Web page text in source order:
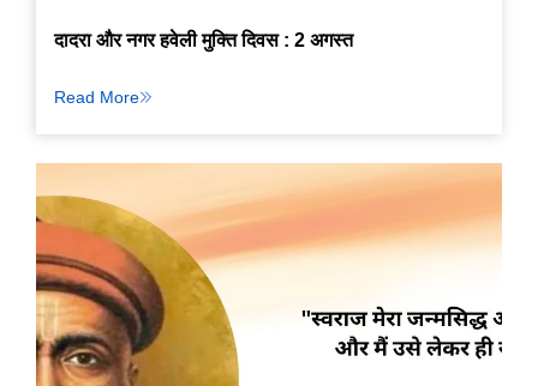
दादरा और नगर हवेली मुक्ति दिवस : 2 अगस्त
Read More